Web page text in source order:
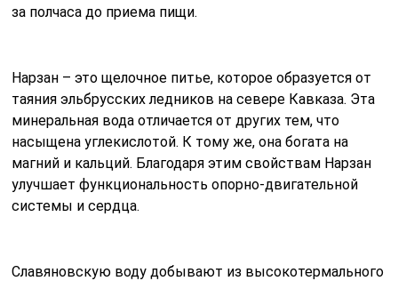
за полчаса до приема пищи.
Нарзан – это щелочное питье, которое образуется от
таяния эльбрусских ледников на севере Кавказа. Эта
минеральная вода отличается от других тем, что
насыщена углекислотой. К тому же, она богата на
магний и кальций. Благодаря этим свойствам Нарзан
улучшает функциональность опорно-двигательной
системы и сердца.
Славяновскую воду добывают из высокотермального